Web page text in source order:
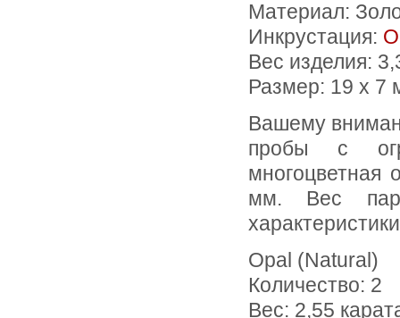
Материал:
Инкрустация:
Вес изделия:
Размер: 19 х 7
Вашему вниманию предлагаются серьги из желтого золота 585
пробы с
многоцветная
мм. Вес
Opal (Natural)
Количество: 2
Вес: 2,55